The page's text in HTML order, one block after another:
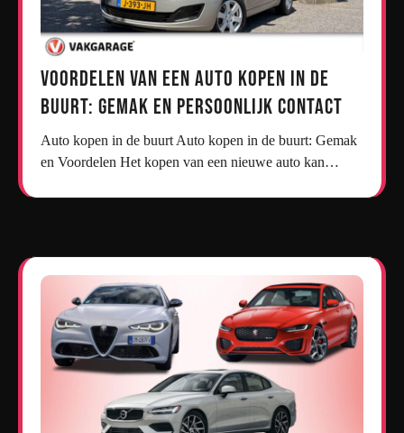
Voordelen van een Auto Kopen in de
Buurt: Gemak en Persoonlijk Contact
Auto kopen in de buurt Auto kopen in de buurt: Gemak
en Voordelen Het kopen van een nieuwe auto kan…